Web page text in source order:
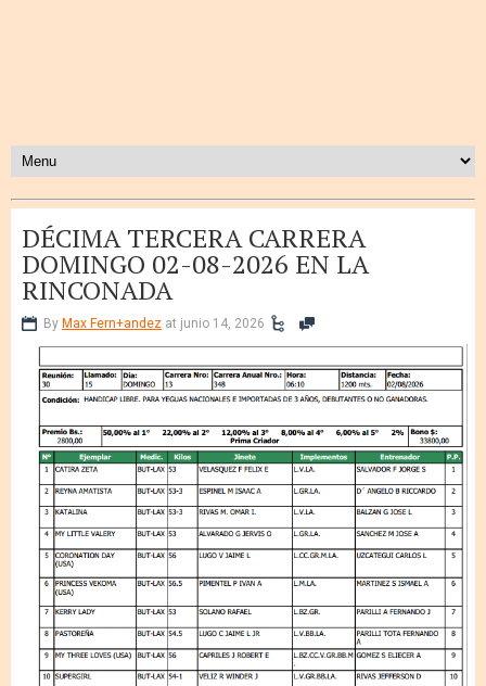
DÉCIMA TERCERA CARRERA
DOMINGO 02-08-2026 EN LA
RINCONADA
By Max Fern+andez at junio 14, 2026